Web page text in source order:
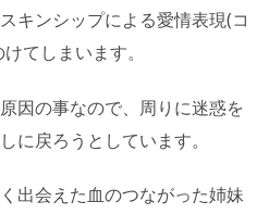
キンシップによる愛情表現(コ
てしまいます。
因の事なので、周りに迷惑を
に戻ろうとしています。
出会えた血のつながった姉妹